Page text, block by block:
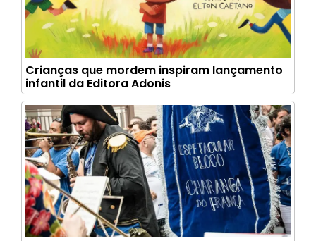
Crianças que mordem inspiram lançamento
infantil da Editora Adonis